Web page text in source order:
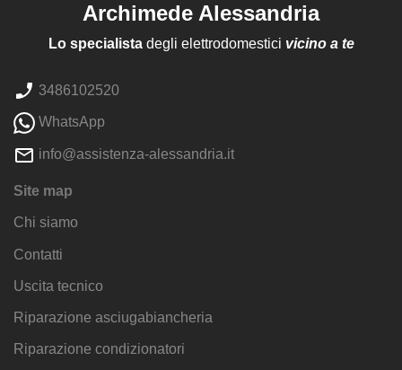
Archimede Alessandria
Lo specialistadegli elettrodomestici vicino a te
3486102520
WhatsApp
info@assistenza-alessandria.it
Site map
Chi siamo
Contatti
Uscita tecnico
Riparazione asciugabiancheria
Riparazione condizionatori